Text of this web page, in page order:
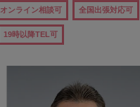
オンライン相談可 全国出張対応可
19時以降TEL可